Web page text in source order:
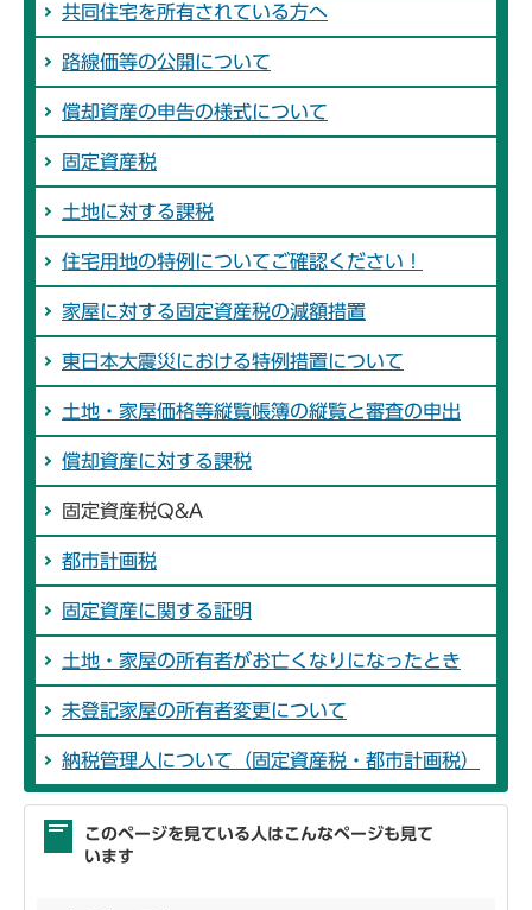
共同住宅を所有されている方へ
路線価等の公開について
償却資産の申告の様式について
固定資産税
土地に対する課税
住宅用地の特例についてご確認ください！
家屋に対する固定資産税の減額措置
東日本大震災における特例措置について
土地・家屋価格等縦覧帳簿の縦覧と審査の申出
償却資産に対する課税
固定資産税Q&A
都市計画税
固定資産に関する証明
土地・家屋の所有者がお亡くなりになったとき
未登記家屋の所有者変更について
納税管理人について（固定資産税・都市計画税）
このページを見ている人はこんなページも見て
います